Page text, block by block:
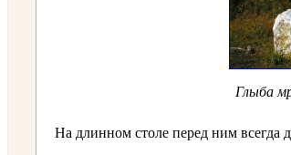
Глыба
На длинном столе перед ним всегда